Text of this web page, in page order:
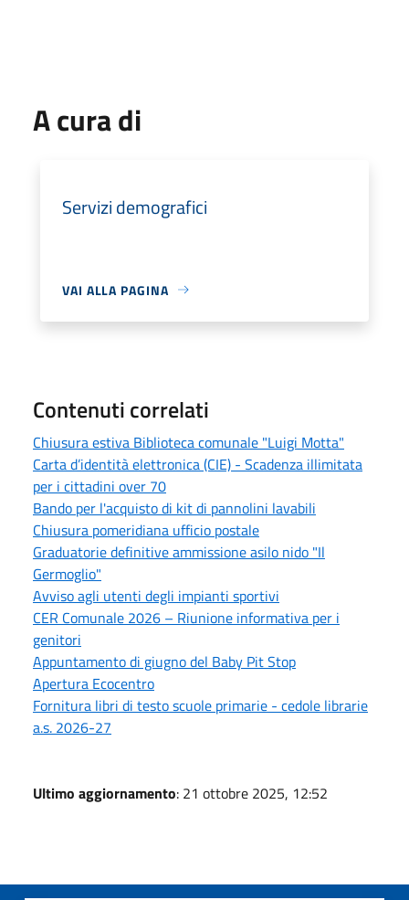
A cura di
Servizi demografici
VAI ALLA PAGINA
Contenuti correlati
Chiusura estiva Biblioteca comunale "Luigi Motta"
Carta d’identità elettronica (CIE) - Scadenza illimitata
per i cittadini over 70
Bando per l'acquisto di kit di pannolini lavabili
Chiusura pomeridiana ufficio postale
Graduatorie definitive ammissione asilo nido "Il
Germoglio"
Avviso agli utenti degli impianti sportivi
CER Comunale 2026 – Riunione informativa per i
genitori
Appuntamento di giugno del Baby Pit Stop
Apertura Ecocentro
Fornitura libri di testo scuole primarie - cedole librarie
a.s. 2026-27
Ultimo aggiornamento: 21 ottobre 2025, 12:52